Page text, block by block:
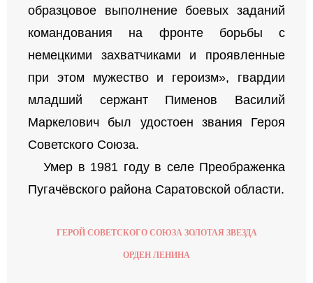
образцовое выполнение боевых заданий
командования на фронте борьбы с
немецкими захватчиками и проявленные
при этом мужество и героизм», гвардии
младший сержант Пименов Василий
Маркелович был удостоен звания Героя
Советского Союза.
Умер в 1981 году в селе Преображенка
Пугачёвского района Саратовской области.
ГЕРОЙ СОВЕТСКОГО СОЮЗА ЗОЛОТАЯ ЗВЕЗДА
ОРДЕН ЛЕНИНА